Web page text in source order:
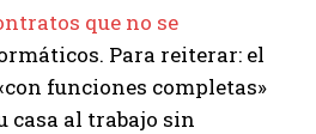
que no se
Para reiterar: el
funciones completas»
casa al trabajo sin